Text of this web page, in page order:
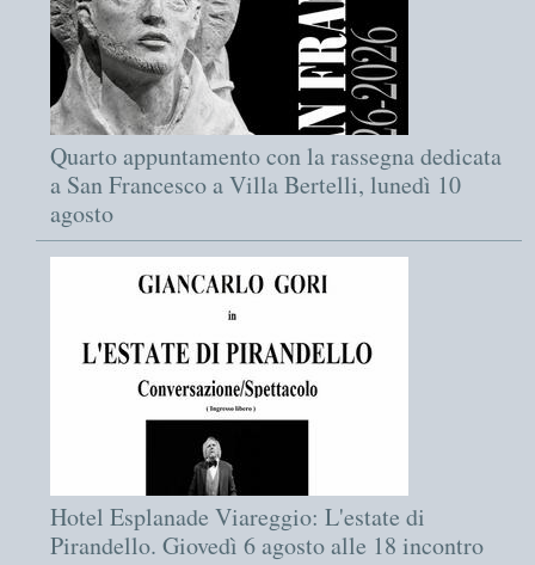
Quarto appuntamento con la rassegna dedicata
a San Francesco a Villa Bertelli, lunedì 10
agosto
Hotel Esplanade Viareggio: L'estate di
Pirandello. Giovedì 6 agosto alle 18 incontro